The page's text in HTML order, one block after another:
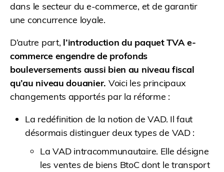
dans le secteur du e-commerce, et de garantir
une concurrence loyale.
D’autre part, l’introduction du paquet TVA e-
commerce engendre de profonds
bouleversements aussi bien au niveau fiscal
qu’au niveau douanier. Voici les principaux
changements apportés par la réforme :
La redéfinition de la notion de VAD. Il faut
désormais distinguer deux types de VAD :
La VAD intracommunautaire. Elle désigne
les ventes de biens BtoC dont le transport